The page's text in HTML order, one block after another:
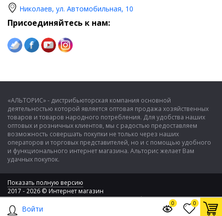
Войти
0
0
Николаев, ул. Автомобильная, 10
Присоединяйтесь к нам:
«АЛЬТОРИС» - дистрибьюторская компания основной
деятельностью которой является оптовая продажа хозяйственных
товаров и товаров народного потребления. Для удобства наших
оптовых и розничных клиентов, мы с радостью предоставляем
возможность совершать покупки не только через наших
операторов и торговых представителей, но и с помощью удобного
и функционального интернет магазина. Альторис желает Вам
удачных покупок.
Показать полную версию
2017 - 2026 © Интернет магазин
ООО "Альторис" - хозяйственные товары и бытовая техника